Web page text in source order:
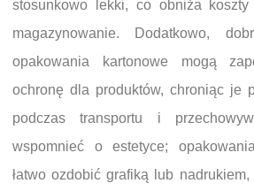
stosunkowo lekki, co obniża koszty
magazynowanie. Dodatkowo,
opakowania kartonowe mogą
ochronę dla produktów, chroniąc je
podczas transportu i
wspomnieć o estetyce;
łatwo ozdobić grafiką lub